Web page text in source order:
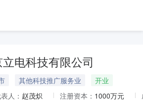
电科技有限公司
其他科技推广服务业
开业
人： 赵茂炽 注册资本： 1000万元